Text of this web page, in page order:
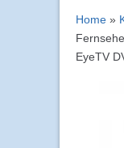
Home »
EyeTV